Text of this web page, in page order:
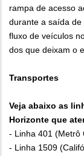
rampa de acesso
durante a saída
fluxo de veículos
dos que deixam o
Transportes
Veja abaixo as
Horizonte que
- Linha 401 (Metrô
- Linha 1509